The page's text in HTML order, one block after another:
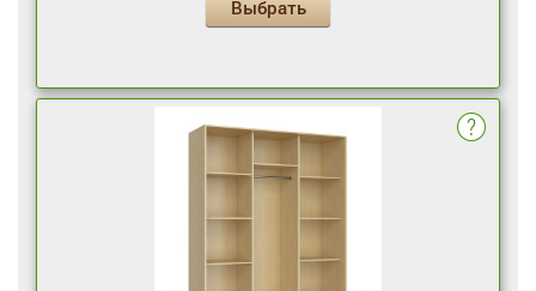
Выбрать